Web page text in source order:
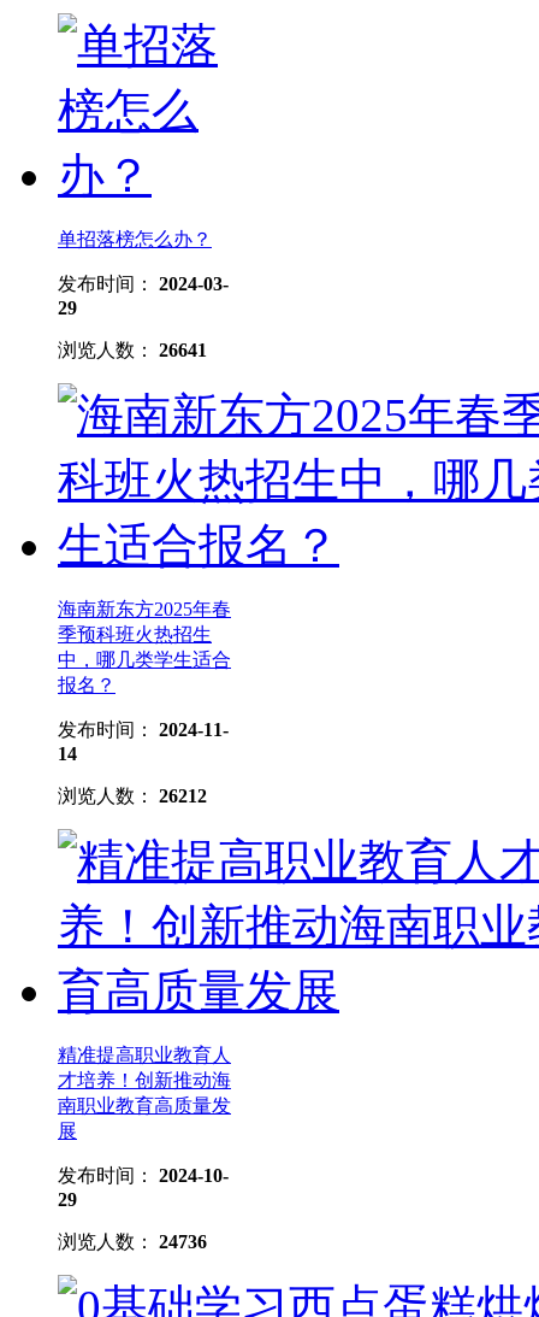
单招落榜怎么办？
发布时间： 2024-03-
29
浏览人数： 26641
海南新东方2025年春
季预科班火热招生
中，哪几类学生适合
报名？
发布时间： 2024-11-
14
浏览人数： 26212
精准提高职业教育人
才培养！创新推动海
南职业教育高质量发
展
发布时间： 2024-10-
29
浏览人数： 24736